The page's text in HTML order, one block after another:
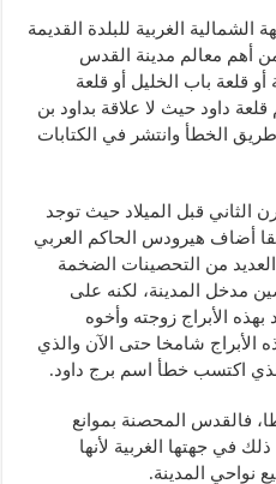
الغربية للبلدة القديمة
أهم معالم مدينة القدس
قلعة باب الخليل أو قلعة
داود حيث لا علاقة بداود بن
الخطأ وانتشر في الكتابات
الثاني قبل الميلاد حيث توجد
أضاف هيرودس الحاكم العربي
العديد من التحصينات الضخمة
مدخل المدينة، لكنه على
الأبراج زوجته وأخوه
الأبراج شامخا حتى الآن والذي
اكتسب خطأ اسم برج داود.
فالقدس المحصنة بموانع
في جهتها الغربية لأنها
نواحي المدينة.